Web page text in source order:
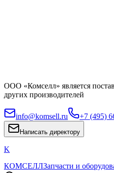
ООО «Комселл» является
других производителей
info@komsell.ru +7 (495)
Написать директору
K
КОМСЕЛЛЗапчасти и